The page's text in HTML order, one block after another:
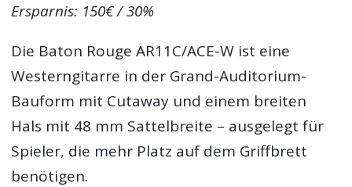
Ersparnis: 150€ / 30%
Die Baton Rouge AR11C/ACE-W ist eine
Westerngitarre in der Grand-Auditorium-
Bauform mit Cutaway und einem breiten
Hals mit 48 mm Sattelbreite – ausgelegt für
Spieler, die mehr Platz auf dem Griffbrett
benötigen.